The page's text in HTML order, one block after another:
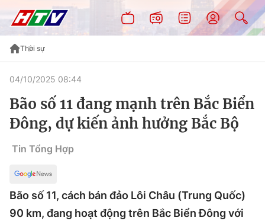
Thời sự
04/10/2025 08:44
Bão số 11 đang mạnh trên Bắc Biển
Đông, dự kiến ảnh hưởng Bắc Bộ
Tin Tổng Hợp
Bão số 11, cách bán đảo Lôi Châu (Trung Quốc)
90 km, đang hoạt động trên Bắc Biển Đông với